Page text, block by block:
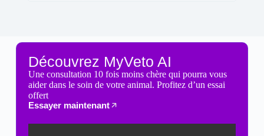
Découvrez MyVeto AI
Une consultation 10 fois moins chère qui pourra vous
aider dans le soin de votre animal. Profitez d’un essai
offert
Essayer maintenant